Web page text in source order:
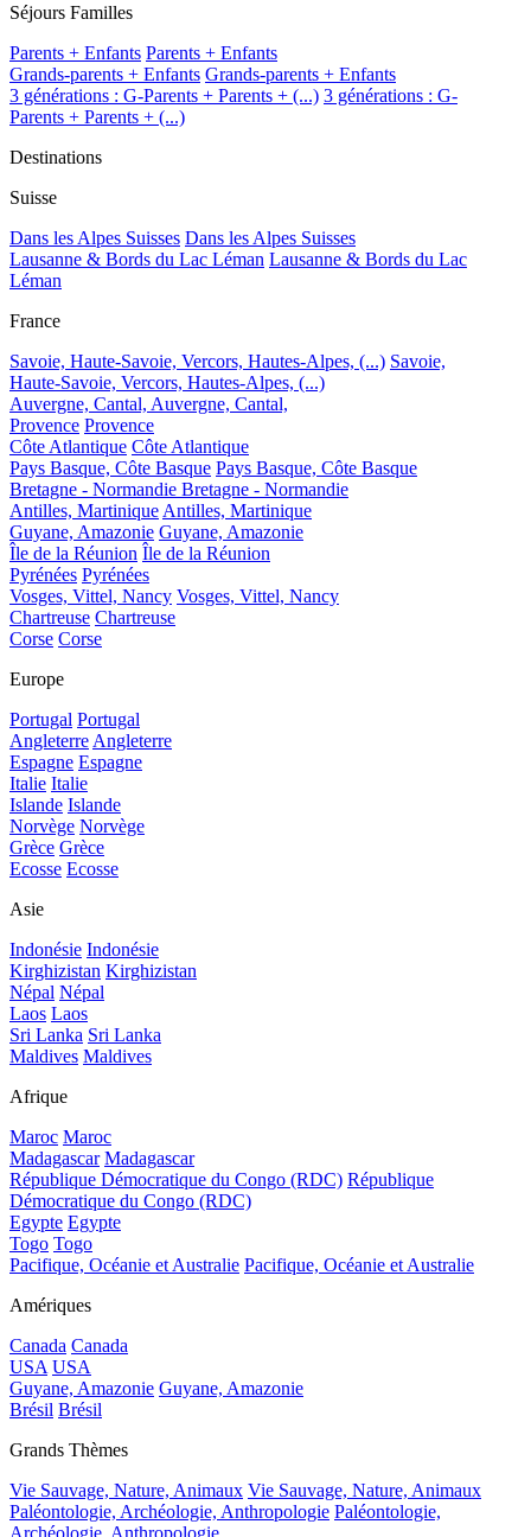
Séjours Familles
Parents + Enfants Parents + Enfants
Grands-parents + Enfants Grands-parents + Enfants
3 générations : G-Parents + Parents + (...) 3 générations : G-
Parents + Parents + (...)
Destinations
Suisse
Dans les Alpes Suisses Dans les Alpes Suisses
Lausanne & Bords du Lac Léman Lausanne & Bords du Lac
Léman
France
Savoie, Haute-Savoie, Vercors, Hautes-Alpes, (...) Savoie,
Haute-Savoie, Vercors, Hautes-Alpes, (...)
Auvergne, Cantal, Auvergne, Cantal,
Provence Provence
Côte Atlantique Côte Atlantique
Pays Basque, Côte Basque Pays Basque, Côte Basque
Bretagne - Normandie Bretagne - Normandie
Antilles, Martinique Antilles, Martinique
Guyane, Amazonie Guyane, Amazonie
Île de la Réunion Île de la Réunion
Pyrénées Pyrénées
Vosges, Vittel, Nancy Vosges, Vittel, Nancy
Chartreuse Chartreuse
Corse Corse
Europe
Portugal Portugal
Angleterre Angleterre
Espagne Espagne
Italie Italie
Islande Islande
Norvège Norvège
Grèce Grèce
Ecosse Ecosse
Asie
Indonésie Indonésie
Kirghizistan Kirghizistan
Népal Népal
Laos Laos
Sri Lanka Sri Lanka
Maldives Maldives
Afrique
Maroc Maroc
Madagascar Madagascar
République Démocratique du Congo (RDC) République
Démocratique du Congo (RDC)
Egypte Egypte
Togo Togo
Pacifique, Océanie et Australie Pacifique, Océanie et Australie
Amériques
Canada Canada
USA USA
Guyane, Amazonie Guyane, Amazonie
Brésil Brésil
Grands Thèmes
Vie Sauvage, Nature, Animaux Vie Sauvage, Nature, Animaux
Paléontologie, Archéologie, Anthropologie Paléontologie,
Archéologie, Anthropologie